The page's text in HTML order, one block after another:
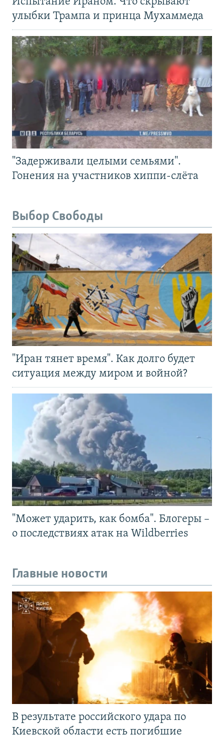
улыбки Трампа и принца Мухаммеда
"Задерживали целыми семьями".
Гонения на участников хиппи-слёта
Выбор Свободы
"Иран тянет время". Как долго будет
ситуация между миром и войной?
"Может ударить, как бомба". Блогеры –
о последствиях атак на Wildberries
Главные новости
В результате российского удара по
Киевской области есть погибшие